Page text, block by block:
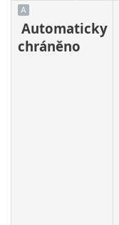
Automaticky
chráněno